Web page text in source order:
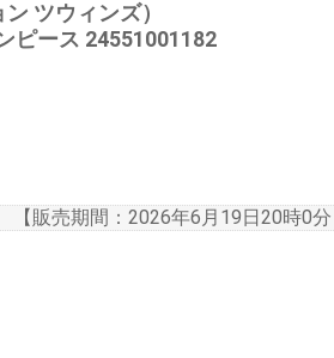
ツウィンズ）
ピース 24551001182
【販売期間： 2026年6月19日20時0分